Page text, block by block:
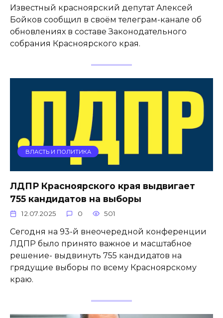
Известный красноярский депутат Алексей
Бойков сообщил в своём телеграм-канале об
обновлениях в составе Законодательного
собрания Красноярского края.
ВЛАСТЬ И ПОЛИТИКА
ЛДПР Красноярского края выдвигает
755 кандидатов на выборы
12.07.2025 0 501
Сегодня на 93-й внеочередной конференции
ЛДПР было принято важное и масштабное
решение- выдвинуть 755 кандидатов на
грядущие выборы по всему Красноярскому
краю.